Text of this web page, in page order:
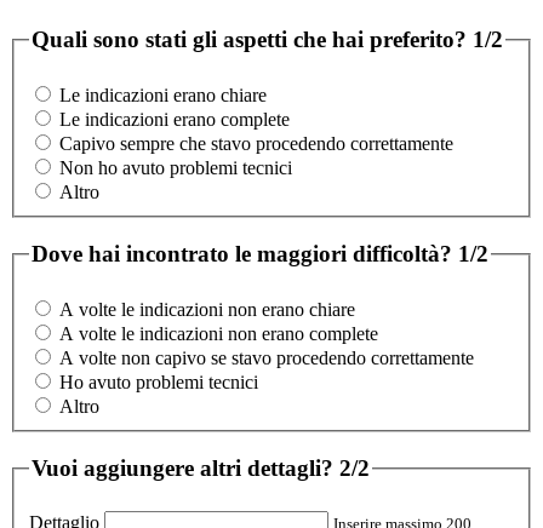
Quali sono stati gli aspetti che hai preferito? 1/2
Le indicazioni erano chiare
Le indicazioni erano complete
Capivo sempre che stavo procedendo correttamente
Non ho avuto problemi tecnici
Altro
Dove hai incontrato le maggiori difficoltà? 1/2
A volte le indicazioni non erano chiare
A volte le indicazioni non erano complete
A volte non capivo se stavo procedendo correttamente
Ho avuto problemi tecnici
Altro
Vuoi aggiungere altri dettagli? 2/2
Dettaglio
Inserire massimo 200